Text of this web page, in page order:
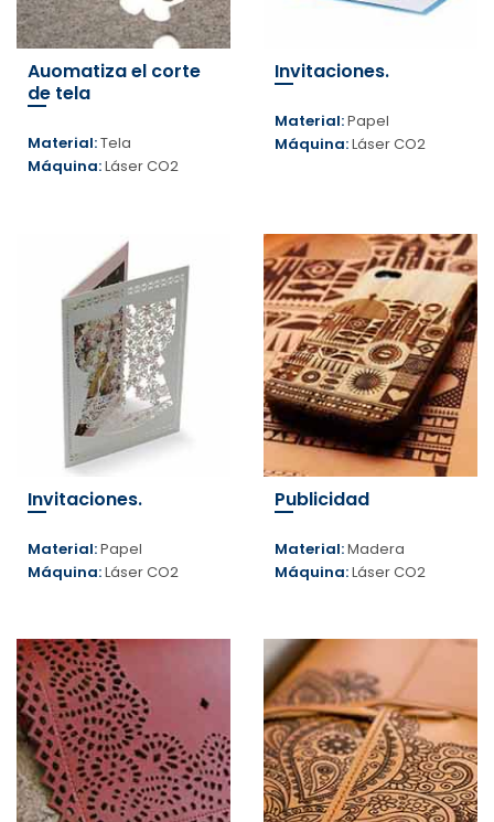
Auomatiza el corte
de tela
Material:Tela
Máquina:Láser CO2
Invitaciones.
Material:Papel
Máquina:Láser CO2
Invitaciones.
Material:Papel
Máquina:Láser CO2
Publicidad
Material:Madera
Máquina:Láser CO2